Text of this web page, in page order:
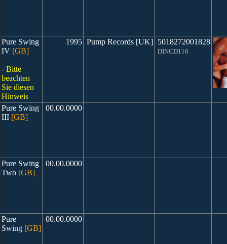
Pure Swing
IV [GB]
- Bitte
beachten
Sie diesen
Hinweis
1995 Pump Records [UK] 5018272001828
DINCD116
Pure Swing
III [GB]
00.00.0000
Pure Swing
Two [GB]
00.00.0000
Pure
Swing [GB]
00.00.0000